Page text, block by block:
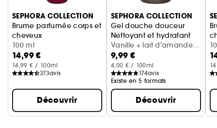
Ignorer le carrousel produits
SEPHORA COLLECTION
Brume parfumée corps et
cheveux
Cerise + crème fouettée
100 ml
14,99 €
14,99 € / 100ml
373avis
Découvrir
SEPHORA COLLECTION
Gel douche douceur
Nettoyant et hydratant
Vanille + lait d'amande
(300 ml)
9,99 €
4,00 € / 100ml
174avis
Existe en 5 formats
Découvrir